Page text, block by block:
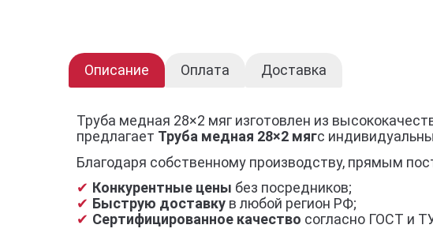
Описание Оплата Доставка
Труба медная 28×2 мяг изготовлен из
предлагает Труба медная 28×2 мягс
Благодаря собственному производству, прямым
Конкурентные цены без посредников;
Быструю доставку в любой регион РФ;
Сертифицированное качество согласно ГОСТ и